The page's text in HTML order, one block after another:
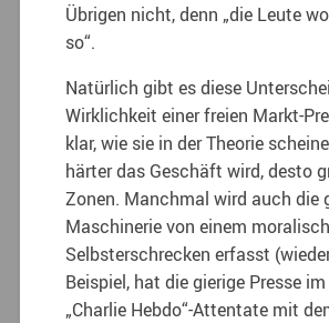
Übrigen nicht, denn „die Leute
so“.
Natürlich gibt es diese
Wirklichkeit einer freien Markt-
klar, wie sie in der Theorie
härter das Geschäft wird, desto
Zonen. Manchmal wird auch die
Maschinerie von einem
Selbsterschrecken erfasst
Beispiel, hat die gierige Presse
„Charlie Hebdo“-Attentate mit